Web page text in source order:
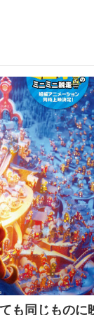
も同じものに